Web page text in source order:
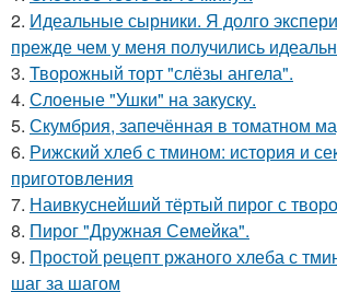
2. Идеальные сырники. Я долго
прежде чем у меня получились
3. Творожный торт "слёзы ангела".
4. Слоеные "Ушки" на закуску.
5. Скумбрия, запечённая в томатном
6. Рижский хлеб с тмином: история и
приготовления
7. Наивкуснейший тёртый пирог с
8. Пирог "Дружная Семейка".
9. Простой рецепт ржаного хлеба с
шаг за шагом